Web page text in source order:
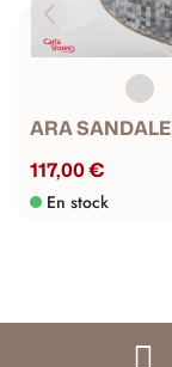
ARA
117,00 €
En stock